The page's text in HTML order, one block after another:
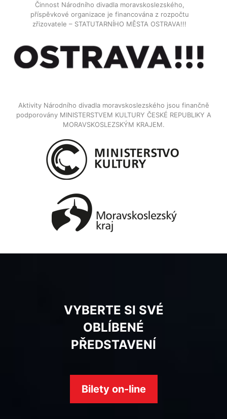
Činnost Národního divadla moravskoslezského,
příspěvkové organizace je financována z rozpočtu
zřizovatele – STATUTARNÍHO MĚSTA OSTRAVA!!!
Aktivity Národního divadla moravskoslezského jsou finančně
podporovány MINISTERSTVEM KULTURY ČESKÉ REPUBLIKY A
MORAVSKOSLEZSKÝM KRAJEM.
VYBERTE SI SVÉ
OBLÍBENÉ
PŘEDSTAVENÍ
Bilety on-line